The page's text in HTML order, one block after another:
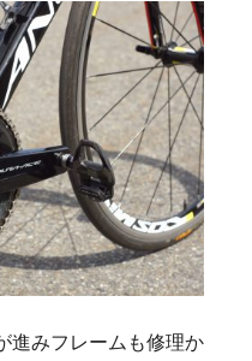
進みフレームも修理か